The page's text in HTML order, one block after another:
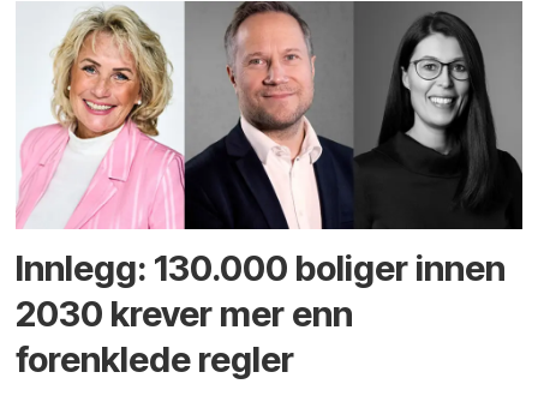
Innlegg: 130.000 boliger innen
2030 krever mer enn
forenklede regler